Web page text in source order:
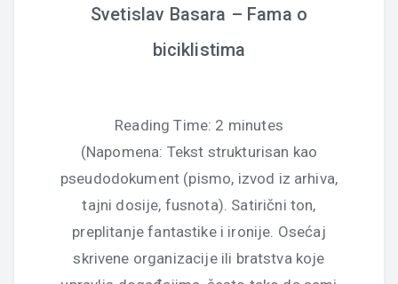
Svetislav Basara – Fama o
biciklistima
Reading Time: 2 minutes
(Napomena: Tekst strukturisan kao
pseudodokument (pismo, izvod iz arhiva,
tajni dosije, fusnota). Satirični ton,
preplitanje fantastike i ironije. Osećaj
skrivene organizacije ili bratstva koje